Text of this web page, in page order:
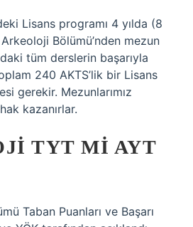
Lisans programı 4 yılda (8
Arkeoloji Bölümü’nden mezun
tüm derslerin başarıyla
240 AKTS’lik bir Lisans
gerekir. Mezunlarımız
kazanırlar.
TYT MI AYT
Taban Puanları ve Başarı